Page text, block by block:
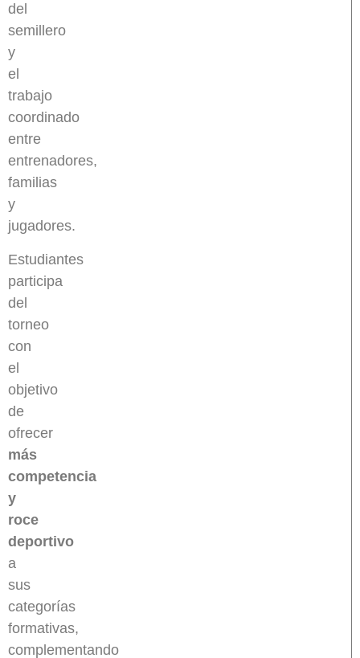
del
semillero
y
el
trabajo
coordinado
entre
entrenadores,
familias
y
jugadores.
Estudiantes
participa
del
torneo
con
el
objetivo
de
ofrecer
más
competencia
y
roce
deportivo
a
sus
categorías
formativas,
complementando